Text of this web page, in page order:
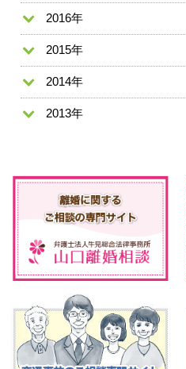
2016年
2015年
2014年
2013年